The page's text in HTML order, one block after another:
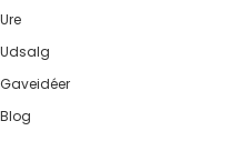
Ure
Udsalg
Gaveidéer
Blog